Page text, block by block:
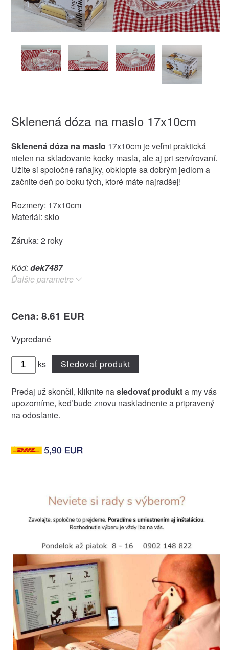
Sklenená dóza na maslo 17x10cm
Sklenená dóza na maslo 17x10cm je veľmi praktická
nielen na skladovanie kocky masla, ale aj pri servírovaní.
Užite si spoločné raňajky, obklopte sa dobrým jedlom a
začnite deň po boku tých, ktoré máte najradšej!
Rozmery: 17x10cm
Materiál: sklo
Záruka: 2 roky
Kód:dek7487
Ďalšie parametre
Cena: 8.61 EUR
Vypredané
ks Sledovať produkt
Predaj už skončil, kliknite nasledovať produkta my vás
upozorníme, keď bude znovu naskladnenie a pripravený
na odoslanie.